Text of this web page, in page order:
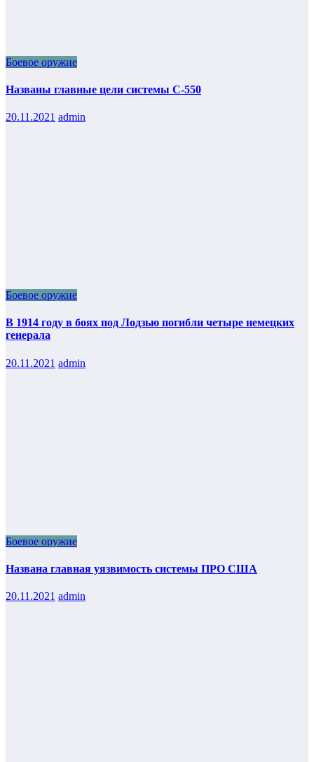
Боевое оружие
Названы главные цели системы С-550
20.11.2021 admin
Боевое оружие
В 1914 году в боях под Лодзью погибли четыре немецких
генерала
20.11.2021 admin
Боевое оружие
Названа главная уязвимость системы ПРО США
20.11.2021 admin